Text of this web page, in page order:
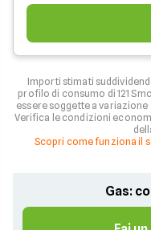
Importi stimati
profilo di consumo di 121
essere soggette a
Verifica le condizioni
Scopri come funziona il
Gas: